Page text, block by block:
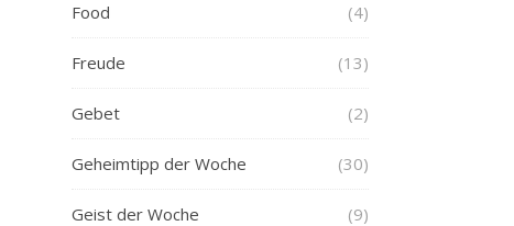
Food (4)
Freude (13)
Gebet (2)
Geheimtipp der Woche (30)
Geist der Woche (9)